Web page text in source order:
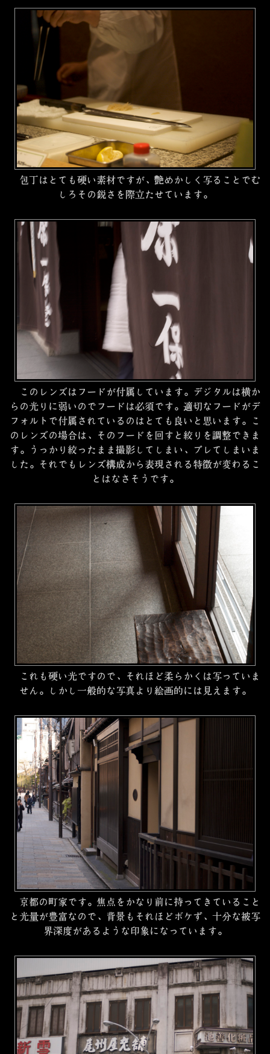
包丁はとても硬い素材ですが、艶めかしく写ることでむ
しろその鋭さを際立たせています。
このレンズはフードが付属しています。デジタルは横か
らの光りに弱いのでフードは必須です。適切なフードがデ
フォルトで付属されているのはとても良いと思います。こ
のレンズの場合は、そのフードを回すと絞りを調整できま
す。うっかり絞ったまま撮影してしまい、ブレてしまいま
した。それでもレンズ構成から表現される特徴が変わるこ
とはなさそうです。
これも硬い光ですので、それほど柔らかくは写っていま
せん。しかし一般的な写真より絵画的には見えます。
京都の町家です。焦点をかなり前に持ってきていること
と光量が豊富なので、背景もそれほどボケず、十分な被写
界深度があるような印象になっています。